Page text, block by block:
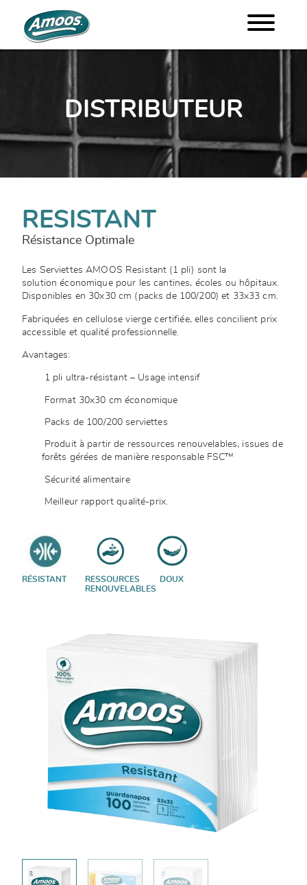
DISTRIBUTEUR
RESISTANT
Résistance Optimale
Les Serviettes AMOOS Resistant (1 pli) sont la
solution économique pour les cantines, écoles ou hôpitaux.
Disponibles en 30x30 cm (packs de 100/200) et 33x33 cm.
Fabriquées en cellulose vierge certifiée, elles concilient prix
accessible et qualité professionnelle.
Avantages:
1 pli ultra-résistant – Usage intensif
Format 30x30 cm économique
Packs de 100/200 serviettes
Produit à partir de ressources renouvelables, issues de
forêts gérées de manière responsable FSC™
Sécurité alimentaire
Meilleur rapport qualité-prix.
RÉSISTANT
RESSOURCES
RENOUVELABLES
DOUX